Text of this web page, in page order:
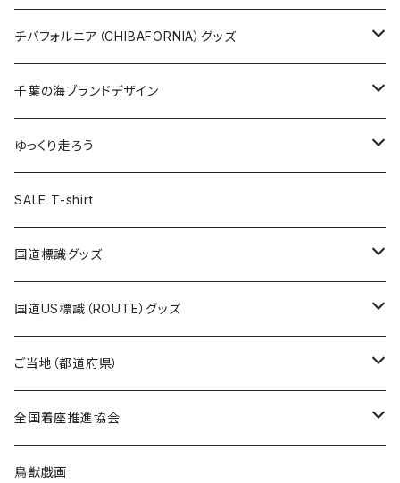
Tシャツ
キャップ
トートバッグ
ランチバッグ
エコバッグ
缶バッジ
キーホルダー
クリアファイル
ステッカー
缶バッジ
キーホルダー
クリアファイル
ステッカー大
缶バッジ32mm
缶バッジ54mm
エコバッグ
JAGUARさんコラボグッズ
Tシャツ
ステッカー
サコッシュ
ホテルキーホルダー
モーテルキーホルダー
トートバッグ
ステッカー
缶バッジ
クリアファイル
マスク
エコバッグ
千葉ロッテマリーンズコラボ
Tシャツ
キャップ
エコバッグ
ステッカー
モーテルキーホルダー
ホテルキーホルダー
トートバッグ
チバフォルニア（CHIBAFORNIA）グッズ
Tシャツ
キャップ
ステッカー
ホテルキーホルダー
千葉の海ブランドデザイン
Tシャツ
キャップ
ステッカー
ゆっくり走ろう
Tシャツ
ステッカー
ホテルキーホルダー
SALE T-shirt
国道標識グッズ
ステッカー
国道0～99号線
国道100～199号線
Tシャツ
キャップ
国道US標識（ROUTE）グッズ
ステッカー
ROUTE 0～99号線
ROUTE100～199号線
Tシャツ
ROUTE 0～99号線
キャップ
ご当地（都道府県）
北海道
青森県
全国着座推進協会
ステッカー
鳥獣戯画